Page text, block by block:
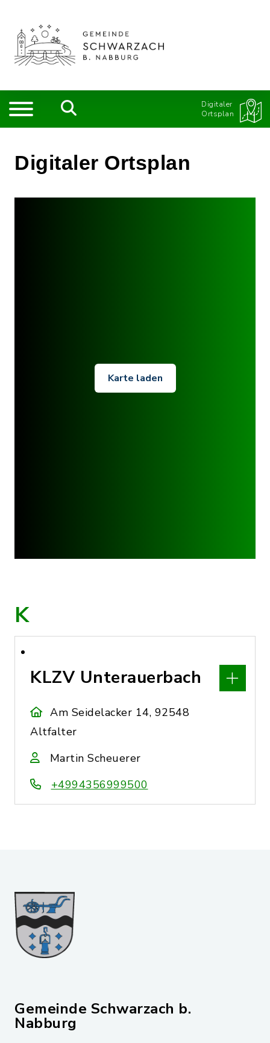
Digitaler
Ortsplan
Digitaler Ortsplan
Karte laden
K
KLZV Unterauerbach
Am Seidelacker 14, 92548
Altfalter
Martin Scheuerer
+4994356999500
Gemeinde Schwarzach b.
Nabburg